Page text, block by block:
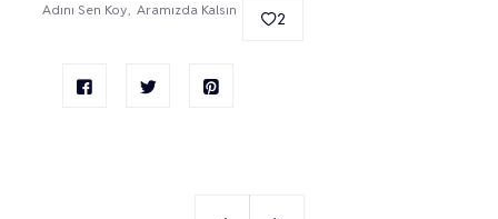
Adını Sen Koy Aramızda Kalsın 2